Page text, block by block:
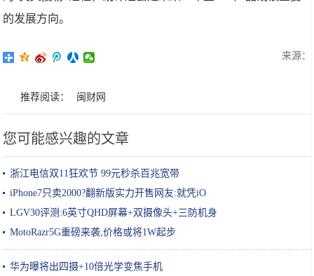
的发展方向。
来源：
推荐阅读： 闽财网
您可能感兴趣的文章
浙江电信双11狂欢节 99元秒杀百兆宽带
iPhone7只卖2000?翻新版实力开售网友:就凭iO
LGV30评测:6英寸QHD屏幕+双摄像头+三防机身
MotoRazr5G重磅来袭,价格或将1W起步
华为曝将出四摄+10倍光学变焦手机